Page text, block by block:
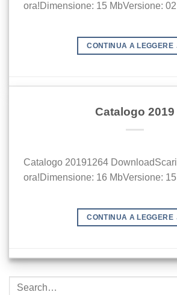
ora!Dimensione: 15 MbVersione: 02
CONTINUA A LEGGERE
Catalogo 2019
Catalogo 20191264
ora!Dimensione: 16 MbVersione:
CONTINUA A LEGGERE